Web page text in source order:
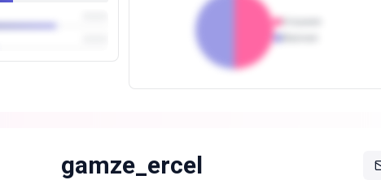
Vrouwen
gamze_ercel